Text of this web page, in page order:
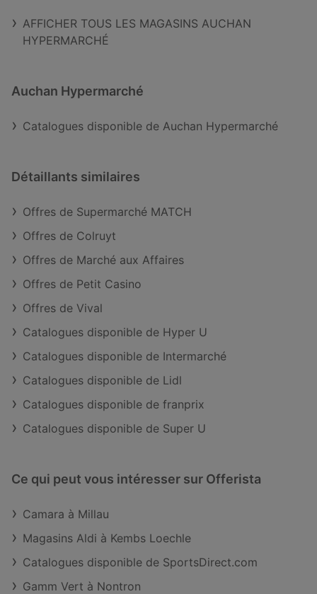
AFFICHER TOUS LES MAGASINS AUCHAN
HYPERMARCHÉ
Auchan Hypermarché
Catalogues disponible de Auchan Hypermarché
Détaillants similaires
Offres de Supermarché MATCH
Offres de Colruyt
Offres de Marché aux Affaires
Offres de Petit Casino
Offres de Vival
Catalogues disponible de Hyper U
Catalogues disponible de Intermarché
Catalogues disponible de Lidl
Catalogues disponible de franprix
Catalogues disponible de Super U
Ce qui peut vous intéresser sur Offerista
Camara à Millau
Magasins Aldi à Kembs Loechle
Catalogues disponible de SportsDirect.com
Gamm Vert à Nontron